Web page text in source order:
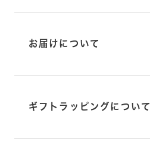
お届けについて
ギフトラッピングについて